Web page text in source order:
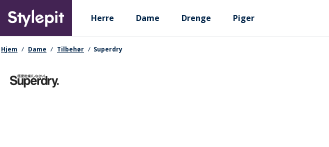
main
content
Primary departments
Herre Dame Drenge Piger
navigationssti
Hjem Dame Tilbehør Superdry